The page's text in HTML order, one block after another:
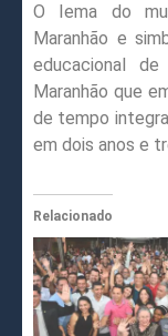
O Iema do
Maranhão e
educacional
Maranhão que
de tempo
em dois anos e
Relacionado